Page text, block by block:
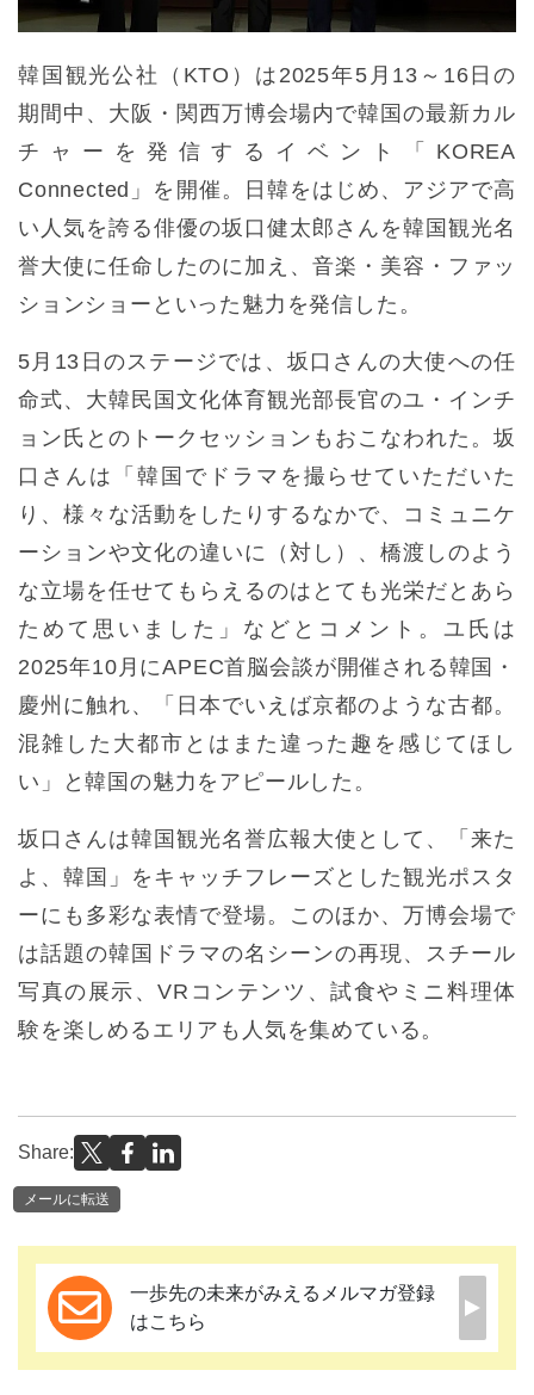
韓国観光公社（KTO）は2025年5月13～16日の
期間中、大阪・関西万博会場内で韓国の最新カル
チャーを発信するイベント「KOREA
Connected」を開催。日韓をはじめ、アジアで高
い人気を誇る俳優の坂口健太郎さんを韓国観光名
誉大使に任命したのに加え、音楽・美容・ファッ
ションショーといった魅力を発信した。
5月13日のステージでは、坂口さんの大使への任
命式、大韓民国文化体育観光部長官のユ・インチ
ョン氏とのトークセッションもおこなわれた。坂
口さんは「韓国でドラマを撮らせていただいた
り、様々な活動をしたりするなかで、コミュニケ
ーションや文化の違いに（対し）、橋渡しのよう
な立場を任せてもらえるのはとても光栄だとあら
ためて思いました」などとコメント。ユ氏は
2025年10月にAPEC首脳会談が開催される韓国・
慶州に触れ、「日本でいえば京都のような古都。
混雑した大都市とはまた違った趣を感じてほし
い」と韓国の魅力をアピールした。
坂口さんは韓国観光名誉広報大使として、「来た
よ、韓国」をキャッチフレーズとした観光ポスタ
ーにも多彩な表情で登場。このほか、万博会場で
は話題の韓国ドラマの名シーンの再現、スチール
写真の展示、VRコンテンツ、試食やミニ料理体
験を楽しめるエリアも人気を集めている。
Share:
メールに転送
一歩先の未来がみえるメルマガ登録
はこちら